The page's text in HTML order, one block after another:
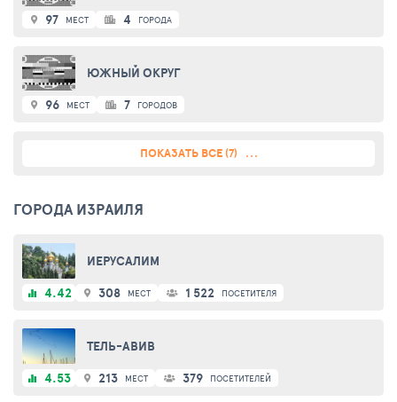
97
МЕСТ 4 ГОРОДА
ЮЖНЫЙ ОКРУГ
96
МЕСТ 7 ГОРОДОВ
ПОКАЗАТЬ ВСЕ (7)
ГОРОДА ИЗРАИЛЯ
ИЕРУСАЛИМ
308
МЕСТ 1 522 ПОСЕТИТЕЛЯ
4.42
ТЕЛЬ-АВИВ
213
МЕСТ 379 ПОСЕТИТЕЛЕЙ
4.53